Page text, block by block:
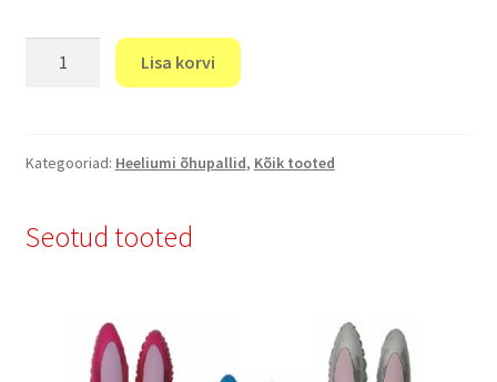
Lisa korvi
Kategooriad: Heeliumi õhupallid, Kõik tooted
Seotud tooted